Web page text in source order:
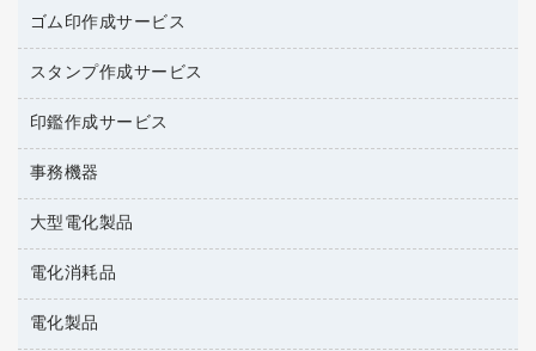
作業用雑貨
梱包用品
梱包用テープ
園芸用品
ペット用品
ミルク・シュガー
ソフトドリンク
コーヒーメーカー・備品
インスタントコーヒー
台所用洗剤
掃除用品
掃除用洗剤
洗濯用品
消臭・芳香剤
殺虫剤
飲食用消耗品
カウネットキャラクター商品
ゴム印作成サービス
ゴム印作成サービス
ゴム印（一行印）作成サービス
ゴム印（フリーサイズ印）作成サービス
スタンプ作成サービス
シヤチハタスタンプ作成サービス
カウネットスタンプ作成サービス
印鑑作成サービス
印鑑作成サービス
事務機器
大型シュレッダー（共配）
レーザーポインター
ラミネートフィルム
ラミネータ
大型電化製品
冷蔵庫・キッチン・調理家電
テレビ・ＡＶ機器
電化消耗品
電球・蛍光灯
電化製品